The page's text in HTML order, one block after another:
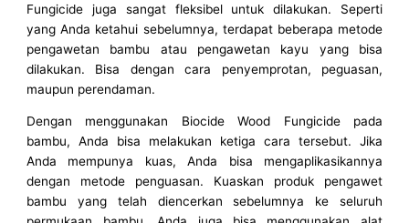
Fungicide juga sangat fleksibel untuk dilakukan. Seperti
yang Anda ketahui sebelumnya, terdapat beberapa metode
pengawetan bambu atau pengawetan kayu yang bisa
dilakukan. Bisa dengan cara penyemprotan, peguasan,
maupun perendaman.
Dengan menggunakan Biocide Wood Fungicide pada
bambu, Anda bisa melakukan ketiga cara tersebut. Jika
Anda mempunya kuas, Anda bisa mengaplikasikannya
dengan metode penguasan. Kuaskan produk pengawet
bambu yang telah diencerkan sebelumnya ke seluruh